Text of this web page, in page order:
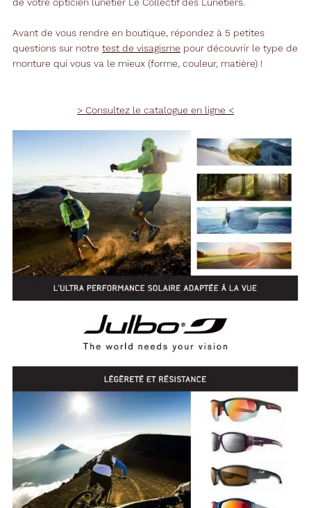
Avant de vous rendre en boutique, répondez à 5 petites
questions sur notre test de visagisme pour découvrir le type de
monture qui vous va le mieux (forme, couleur, matière) !
> Consultez le catalogue en ligne <